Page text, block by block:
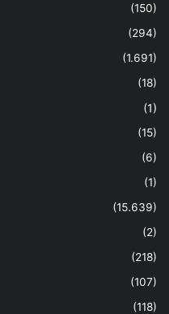
(150)
(294)
(1.691)
(18)
(1)
(15)
(6)
(1)
(15.639)
(2)
(218)
(107)
(118)